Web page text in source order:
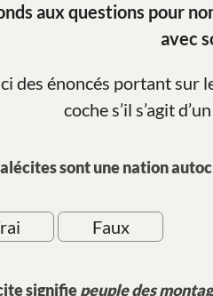
aux questions pour
avec
des énoncés portant sur
coche s’il s’agit
sont une nation
Faux
signifiepeuple des